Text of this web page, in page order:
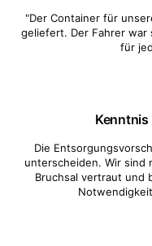
"Der Container für
geliefert. Der Fahrer
für
Die
unterscheiden. Wir sind
Bruchsal vertraut und